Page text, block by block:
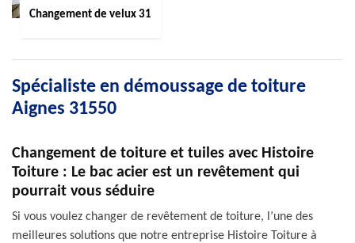
Changement de velux 31
Spécialiste en démoussage de toiture
Aignes 31550
Changement de toiture et tuiles avec Histoire
Toiture : Le bac acier est un revêtement qui
pourrait vous séduire
Si vous voulez changer de revêtement de toiture, l’une des
meilleures solutions que notre entreprise Histoire Toiture à